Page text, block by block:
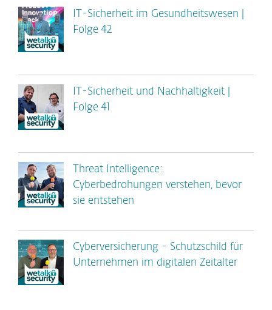
IT-Sicherheit im Gesundheitswesen |
Folge 42
IT-Sicherheit und Nachhaltigkeit |
Folge 41
Threat Intelligence:
Cyberbedrohungen verstehen, bevor
sie entstehen
Cyberversicherung - Schutzschild für
Unternehmen im digitalen Zeitalter